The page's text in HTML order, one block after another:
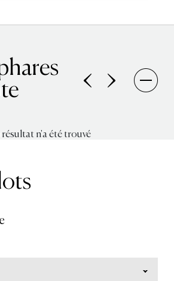
n'a été trouvé